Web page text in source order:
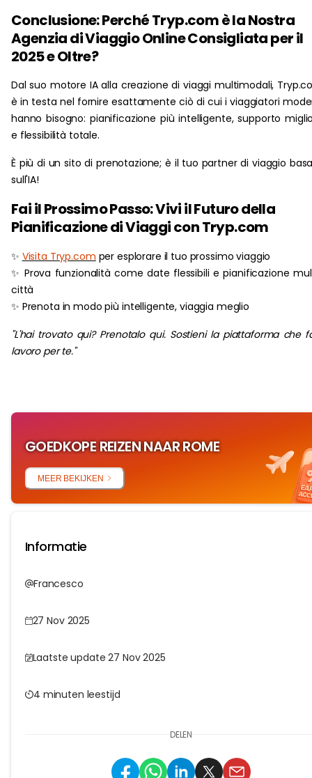
Conclusione: Perché Tryp.com è la Nostra
Agenzia di Viaggio Online Consigliata per il
2025 e Oltre?
Dal suo motore IA alla creazione di viaggi multimodali,
è in testa nel fornire esattamente ciò di cui i viaggiatori
hanno bisogno: pianificazione più intelligente, supporto
e flessibilità totale.
È più di un sito di prenotazione; è il tuo partner di viaggio
sull'IA!
Fai il Prossimo Passo: Vivi il Futuro della
Pianificazione di Viaggi con Tryp.com
✨ Visita Tryp.com per esplorare il tuo prossimo viaggio
✨ Prova funzionalità come date flessibili e pianificazione
città
✨ Prenota in modo più intelligente, viaggia meglio
"L'hai trovato qui? Prenotalo qui. Sostieni la piattaforma che
lavoro per te."
GOEDKOPE REIZEN NAAR ROME
MEER BEKIJKEN
Informatie
Francesco
27 Nov 2025
Laatste update 27 Nov 2025
4 minuten leestijd
DELEN